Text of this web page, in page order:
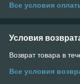
Все условия
Условия
Возврат товара в
Все условия